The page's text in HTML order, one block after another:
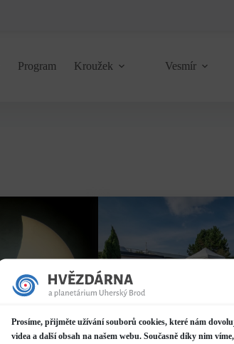
Prosíme, přijměte užívání souborů cookies, které nám
videa a další obsah na našem webu. Současně díky nim
Program Kroužek Vesmír